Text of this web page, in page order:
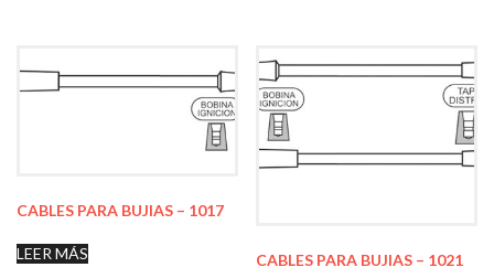
CABLES PARA BUJIAS – 1017
LEER MÁS CABLES PARA BUJIAS – 1021